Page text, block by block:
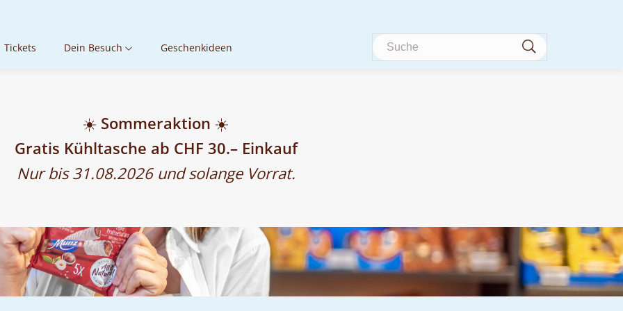
CHOCOLARIUM
Tickets Dein Besuch Geschenkideen Suche
☀️ Sommeraktion ☀️
Gratis Kühltasche ab CHF 30.– Einkauf
Nur bis 31.08.2026 und solange Vorrat.